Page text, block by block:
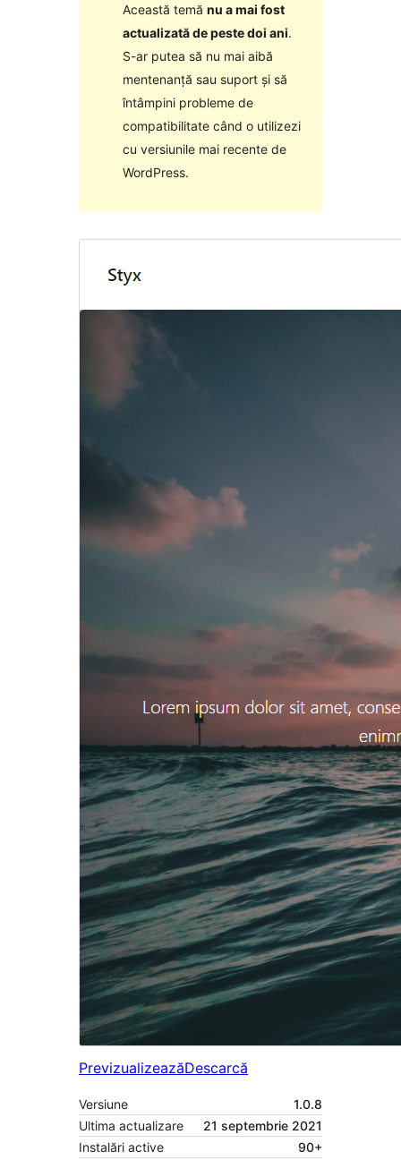
Această temă nu a mai fost
actualizată de peste doi ani.
S-ar putea să nu mai aibă
mentenanță sau suport și să
întâmpini probleme de
compatibilitate când o utilizezi
cu versiunile mai recente de
WordPress.
PrevizualizeazăDescarcă
Versiune
1.0.8
Ultima actualizare
21 septembrie 2021
Instalări active
90+